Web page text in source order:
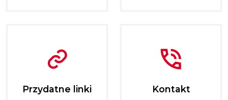
Przydatne linki Kontakt